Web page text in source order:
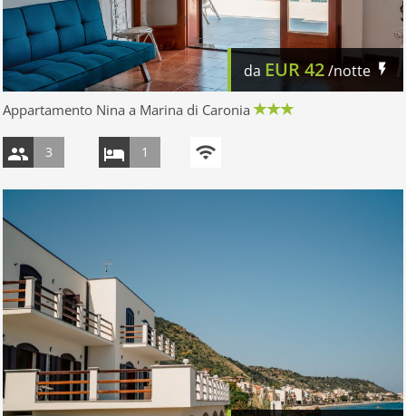
da EUR42/notte
Appartamento Nina a Marina di Caronia
3 1